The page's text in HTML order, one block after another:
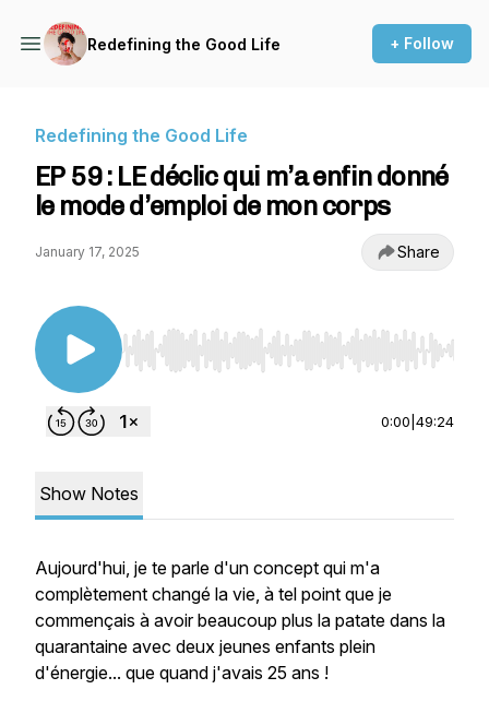
Redefining the Good Life + Follow
Redefining the Good Life
EP 59 : LE déclic qui m’a enfin donné
le mode d’emploi de mon corps
January 17, 2025 Share
Use Left/Right to seek, Home/End to jump to
0:00 49:24
Show Notes
Aujourd'hui, je te parle d'un concept qui m'a
complètement changé la vie, à tel point que je
commençais à avoir beaucoup plus la patate dans la
quarantaine avec deux jeunes enfants plein
d'énergie... que quand j'avais 25 ans !